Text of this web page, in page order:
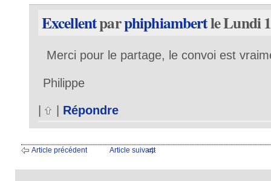
Excellentparphiphiambertle Lundi
Merci pour le partage, le convoi est
Philippe
Répondre
Article précédent Article suivant